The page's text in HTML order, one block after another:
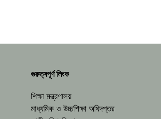
গুরুত্বপূর্ণ লিংক
শিক্ষা মন্ত্রণালয়
মাধ্যমিক ও উচ্চশিক্ষা অধিদপ্তর